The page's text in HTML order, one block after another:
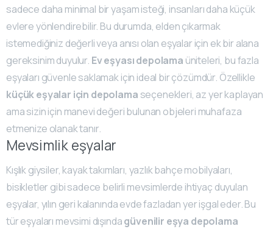
sadece daha minimal bir yaşam isteği, insanları daha küçük
evlere yönlendirebilir. Bu durumda, elden çıkarmak
istemediğiniz değerli veya anısı olan eşyalar için ek bir alana
gereksinim duyulur. Ev eşyası depolama üniteleri, bu fazla
eşyaları güvenle saklamak için ideal bir çözümdür. Özellikle
küçük eşyalar için depolama seçenekleri, az yer kaplayan
ama sizin için manevi değeri bulunan objeleri muhafaza
etmenize olanak tanır.
Mevsimlik eşyalar
Kışlık giysiler, kayak takımları, yazlık bahçe mobilyaları,
bisikletler gibi sadece belirli mevsimlerde ihtiyaç duyulan
eşyalar, yılın geri kalanında evde fazladan yer işgal eder. Bu
tür eşyaları mevsimi dışındagüvenilir eşya depolama